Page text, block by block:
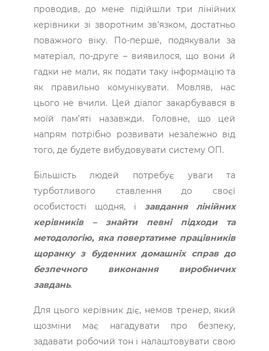
проводив, до мене підійшли три лінійних
керівники зі зворотним зв’язком, достатньо
поважного віку. По-перше, подякували за
матеріал, по-друге – виявилося, що вони й
гадки не мали, як подати таку інформацію та
як правильно комунікувати. Мовляв, нас
цього не вчили. Цей діалог закарбувався в
моїй пам’яті назавжди. Головне, що цей
напрям потрібно розвивати незалежно від
того, де будете вибудовувати систему ОП.
Більшість людей потребує уваги та
турботливого ставлення до своєї
особистості щодня, ізавдання лінійних
керівників – знайти певні підходи та
методологію, яка повертатиме працівників
щоранку з буденних домашніх справ до
безпечного виконання виробничих
завдань.
Для цього керівник діє, немов тренер, який
щозміни має нагадувати про безпеку,
задавати робочий тон і налаштовувати свою